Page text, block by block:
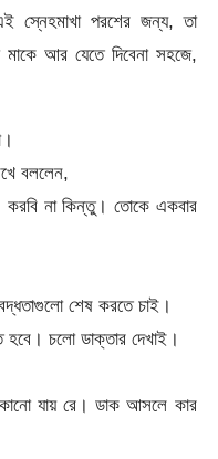
স্নেহমাখা পরশের জন্য, তা
আর যেতে দিবেনা সহজে,
বললেন,
না কিন্তু। তোকে একবার
শেষ করতে চাই।
চলো ডাক্তার দেখাই।
যায় রে। ডাক আসলে কার